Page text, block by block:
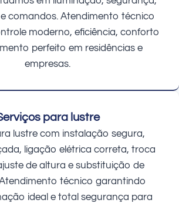
comandos. Atendimento técnico
moderno, eficiência, conforto
perfeito em residências e
empresas.
para lustre
lustre com instalação segura,
ligação elétrica correta, troca
de altura e substituição de
técnico garantindo
ideal e total segurança para